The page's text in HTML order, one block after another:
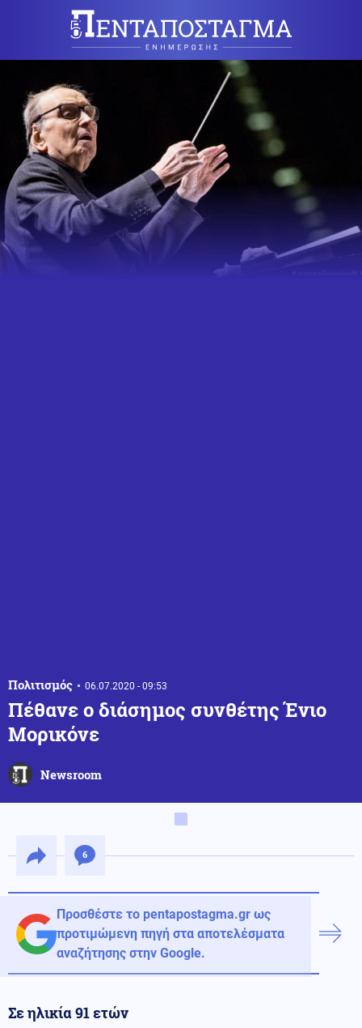
Πολιτισμός 06.07.2020 - 09:53
Πέθανε ο διάσημος συνθέτης Ένιο
Μορικόνε
Newsroom
6
Προσθέστε το pentapostagma.gr ως
προτιμώμενη πηγή στα αποτελέσματα
αναζήτησης στην Google.
Σε ηλικία 91 ετών